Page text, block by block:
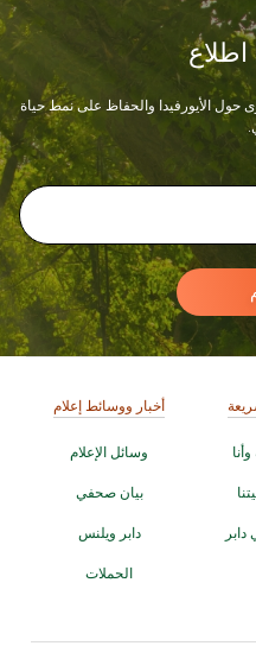
حول الأيورفيدا والحفاظ على نمط حياة
أخبار ووسائط إعلام
وسائل الإعلام
بيان صحفي
دابر ويلنس
الحملات